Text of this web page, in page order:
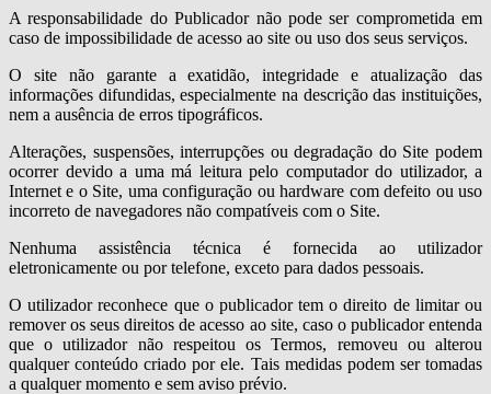
A responsabilidade do Publicador não pode ser comprometida em
caso de impossibilidade de acesso ao site ou uso dos seus serviços.
O site não garante a exatidão, integridade e atualização das
informações difundidas, especialmente na descrição das instituições,
nem a ausência de erros tipográficos.
Alterações, suspensões, interrupções ou degradação do Site podem
ocorrer devido a uma má leitura pelo computador do utilizador, a
Internet e o Site, uma configuração ou hardware com defeito ou uso
incorreto de navegadores não compatíveis com o Site.
Nenhuma assistência técnica é fornecida ao utilizador
eletronicamente ou por telefone, exceto para dados pessoais.
O utilizador reconhece que o publicador tem o direito de limitar ou
remover os seus direitos de acesso ao site, caso o publicador entenda
que o utilizador não respeitou os Termos, removeu ou alterou
qualquer conteúdo criado por ele. Tais medidas podem ser tomadas
a qualquer momento e sem aviso prévio.